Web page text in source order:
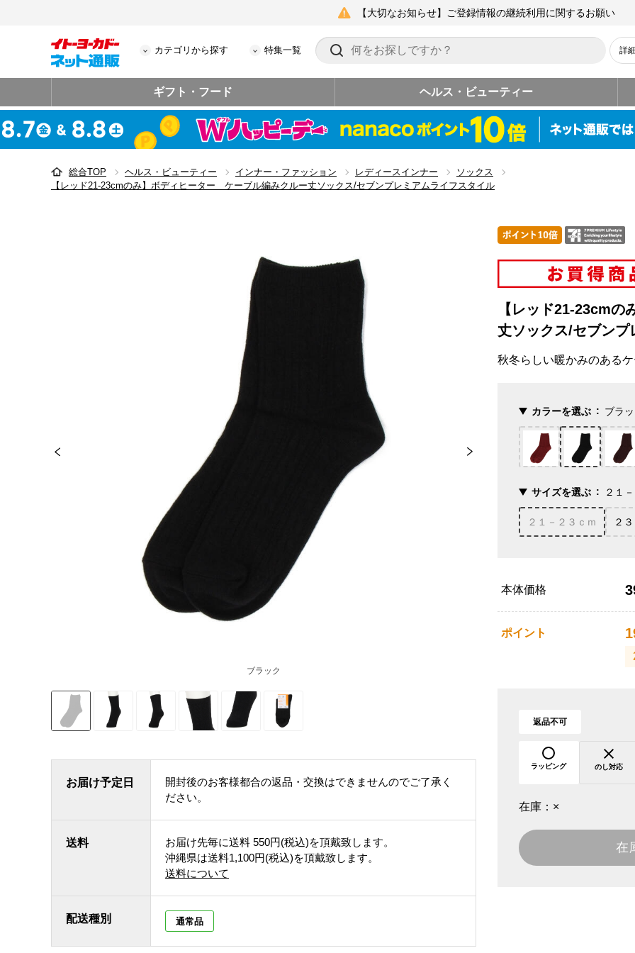
【大切なお知らせ】ご登録情報の継続利用に関するお願い
カテゴリから探す 特集一覧 詳
ギフト・フード ヘルス・ビューティー
総合TOP ヘルス・ビューティー インナー・ファッション レディースインナー
ソックス
【レッド21-23cmのみ】ボディヒーター ケーブル編みクルー丈ソックス/セブンプレミアムライフスタイル
ブラック
お届け予定日
開封後のお客様都合の返品・交換はできませんのでご了承く
ださい。
送料 お届け先毎に送料 550円(税込)を頂戴致します。
沖縄県は送料1,100円(税込)を頂戴致します。
送料について
配送種別 通常品
【レッド21-23cm
丈ソックス/セブン
秋冬らしい暖かみのある
カラーを選ぶ ブラ
サイズを選ぶ ２１
２１－２３ｃｍ ２
本体価格
ポイント
返品不可
ラッピング のし対応
在庫： ×
在